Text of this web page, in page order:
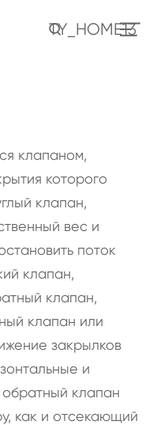
TY_HOME13
клапан
клапаном,
которого
клапан,
вес и
поток
клапан,
клапан,
клапан или
закрылков
и
клапан
как и отсекающий